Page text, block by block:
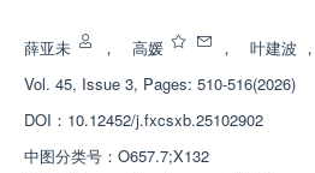
薛亚未 ， 高媛 ， 叶建波 ，
Vol. 45, Issue 3, Pages: 510-516(2026)
DOI： 10.12452/j.fxcsxb.25102902
中图分类号： O657.7;X132